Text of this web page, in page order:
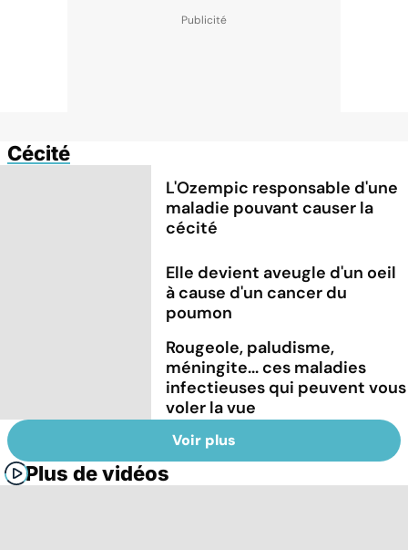
Cécité
L'Ozempic responsable d'une
maladie pouvant causer la
cécité
Elle devient aveugle d'un oeil
à cause d'un cancer du
poumon
Rougeole, paludisme,
méningite... ces maladies
infectieuses qui peuvent vous
voler la vue
Voir plus
Plus de vidéos